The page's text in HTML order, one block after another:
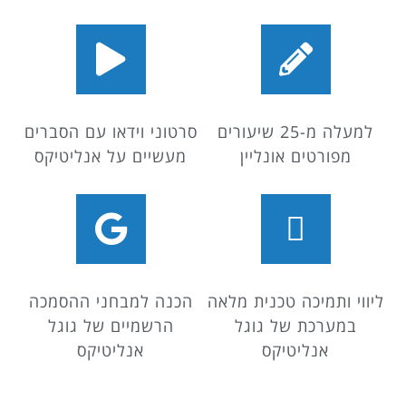
למעלה מ-25 שיעורים
מפורטים אונליין
ליווי ותמיכה טכנית מלאה
במערכת של גוגל
אנליטיקס
סרטוני וידאו עם הסברים
מעשיים על אנליטיקס
הכנה למבחני ההסמכה
הרשמיים של גוגל
אנליטיקס